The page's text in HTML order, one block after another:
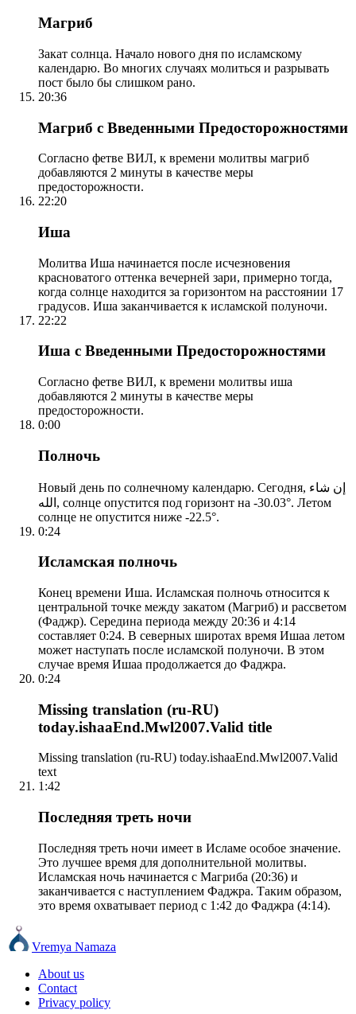
Магриб
Закат солнца. Начало нового дня по исламскому
календарю. Во многих случаях молиться и разрывать
пост было бы слишком рано.
20:36
Магриб с Введенными Предосторожностями
Согласно фетве ВИЛ, к времени молитвы магриб
добавляются 2 минуты в качестве меры
предосторожности.
22:20
Иша
Молитва Иша начинается после исчезновения
красноватого оттенка вечерней зари, примерно тогда,
когда солнце находится за горизонтом на расстоянии 17
градусов. Иша заканчивается к исламской полуночи.
22:22
Иша с Введенными Предосторожностями
Согласно фетве ВИЛ, к времени молитвы иша
добавляются 2 минуты в качестве меры
предосторожности.
0:00
Полночь
Новый день по солнечному календарю. Сегодня, إن شاء
الله, солнце опустится под горизонт на -30.03°. Летом
солнце не опустится ниже -22.5°.
0:24
Исламская полночь
Конец времени Иша. Исламская полночь относится к
центральной точке между закатом (Магриб) и рассветом
(Фаджр). Середина периода между 20:36 и 4:14
составляет 0:24. В северных широтах время Ишаа летом
может наступать после исламской полуночи. В этом
случае время Ишаа продолжается до Фаджра.
0:24
Missing translation (ru-RU)
today.ishaaEnd.Mwl2007.Valid title
Missing translation (ru-RU) today.ishaaEnd.Mwl2007.Valid
text
1:42
Последняя треть ночи
Последняя треть ночи имеет в Исламе особое значение.
Это лучшее время для дополнительной молитвы.
Исламская ночь начинается с Магриба (20:36) и
заканчивается с наступлением Фаджра. Таким образом,
это время охватывает период с 1:42 до Фаджра (4:14).
Vremya Namaza
About us
Contact
Privacy policy